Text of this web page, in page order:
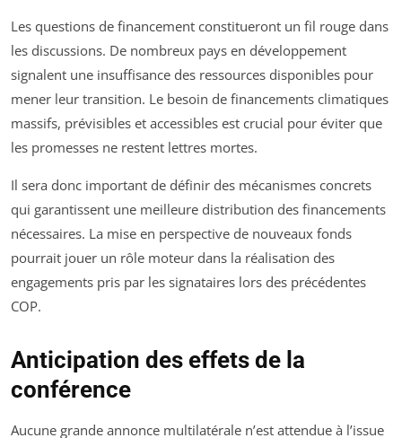
Les questions de financement constitueront un fil rouge dans
les discussions. De nombreux pays en développement
signalent une insuffisance des ressources disponibles pour
mener leur transition. Le besoin de financements climatiques
massifs, prévisibles et accessibles est crucial pour éviter que
les promesses ne restent lettres mortes.
Il sera donc important de définir des mécanismes concrets
qui garantissent une meilleure distribution des financements
nécessaires. La mise en perspective de nouveaux fonds
pourrait jouer un rôle moteur dans la réalisation des
engagements pris par les signataires lors des précédentes
COP.
Anticipation des effets de la
conférence
Aucune grande annonce multilatérale n’est attendue à l’issue